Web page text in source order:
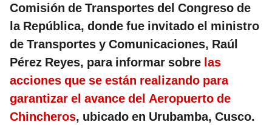
Comisión de Transportes del Congreso de
la República, donde fue invitado el ministro
de Transportes y Comunicaciones, Raúl
Pérez Reyes, para informar sobre las
acciones que se están realizando para
garantizar el avance del Aeropuerto de
Chincheros, ubicado en Urubamba, Cusco.